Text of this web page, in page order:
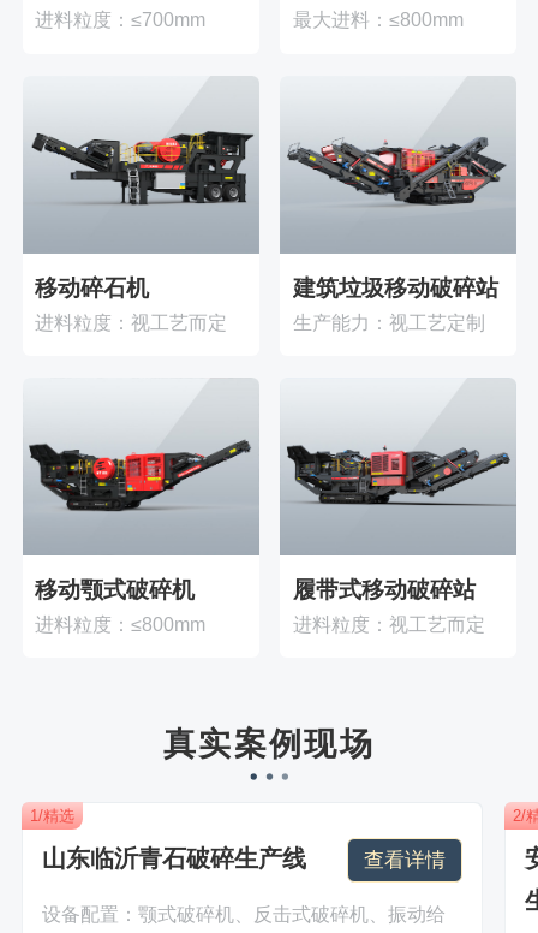
进料粒度：≤700mm 最大进料：≤800mm
移动碎石机
进料粒度：视工艺而定
建筑垃圾移动破碎站
生产能力：视工艺定制
移动颚式破碎机
进料粒度：≤800mm
履带式移动破碎站
进料粒度：视工艺而定
真实案例现场
1/精选
山东临沂青石破碎生产线 查看详情
设备配置：颚式破碎机、反击式破碎机、振动给
2/